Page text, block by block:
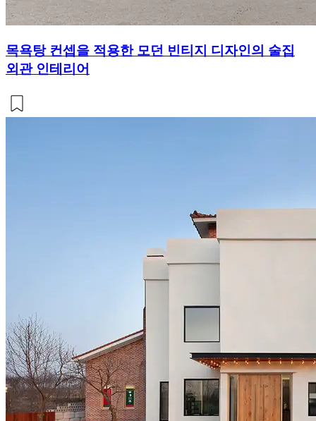
목욕탕 컨셉을 적용한 모던 빈티지 디자인의 술집
외관 인테리어